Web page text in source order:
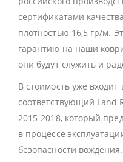
сертификатами
плотностью 16,5 гр/м.
гарантию на наши
они будут служить и
В стоимость уже
соответствующий Land
2015-2018, который
в процессе
безопасности вождения.